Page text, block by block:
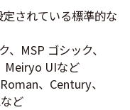
されている標準的な
、MSP ゴシック、
Meiryo UIなど
、Century、
ど